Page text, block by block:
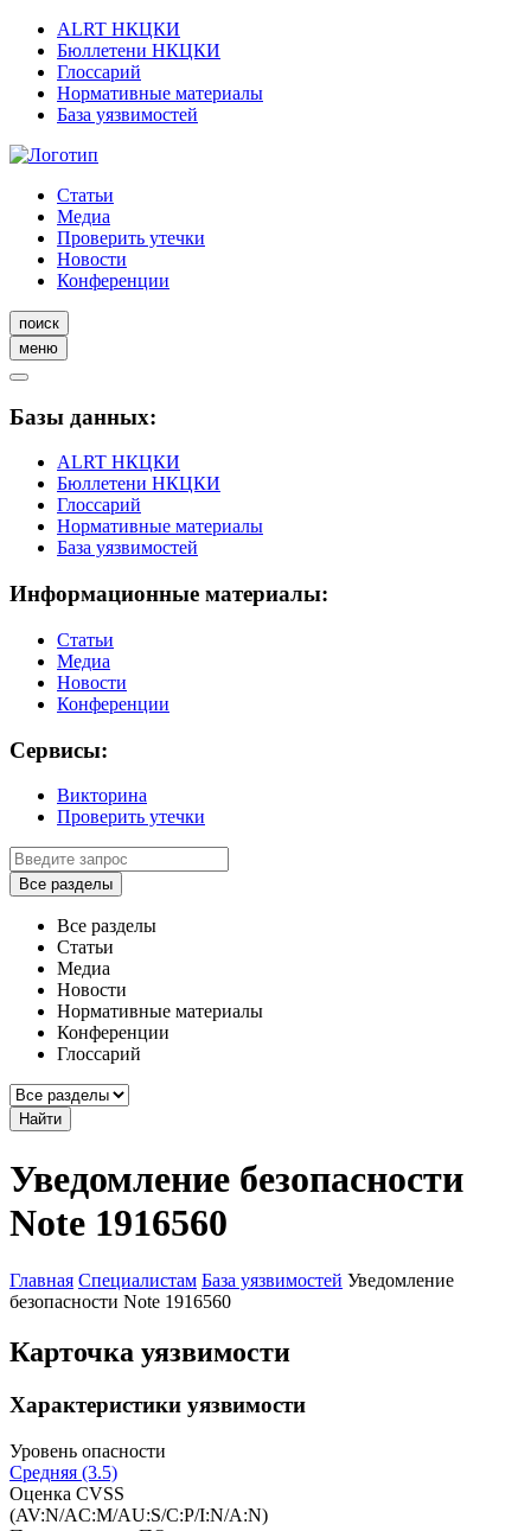
ALRT НКЦКИ
Бюллетени НКЦКИ
Глоссарий
Нормативные материалы
База уязвимостей
Статьи
Медиа
Проверить утечки
Новости
Конференции
поиск
меню
Базы данных:
ALRT НКЦКИ
Бюллетени НКЦКИ
Глоссарий
Нормативные материалы
База уязвимостей
Информационные материалы:
Статьи
Медиа
Новости
Конференции
Сервисы:
Викторина
Проверить утечки
Все разделы
Все разделы
Статьи
Медиа
Новости
Нормативные материалы
Конференции
Глоссарий
Найти
Уведомление безопасности
Note 1916560
Главная Специалистам База уязвимостей Уведомление
безопасности Note 1916560
Карточка уязвимости
Характеристики уязвимости
Уровень опасности
Средняя (3.5)
Оценка CVSS
(AV:N/AC:M/AU:S/C:P/I:N/A:N)